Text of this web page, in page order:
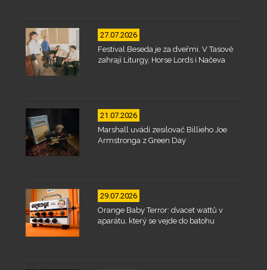
27.07.2026
Festival Beseda je za dveřmi. V Tasově
zahrají Liturgy, Horse Lords i Načeva
21.07.2026
Marshall uvádí zesilovač Billieho Joe
Armstronga z Green Day
29.07.2026
Orange Baby Terror: dvacet wattů v
aparátu, který se vejde do batohu